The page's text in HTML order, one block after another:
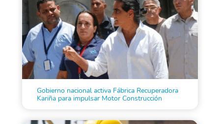
Gobierno nacional activa Fábrica Recuperadora
Kariña para impulsar Motor Construcción